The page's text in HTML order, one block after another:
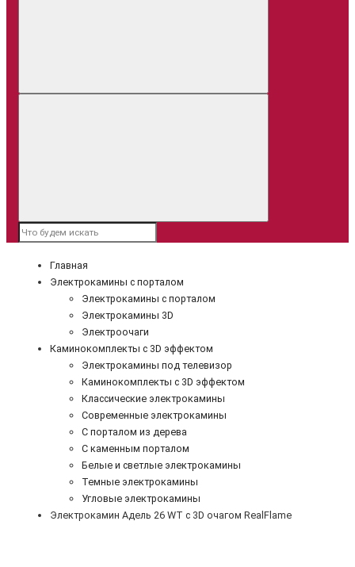
Главная
Электрокамины с порталом
Электрокамины с порталом
Электрокамины 3D
Электроочаги
Каминокомплекты с 3D эффектом
Электрокамины под телевизор
Каминокомплекты с 3D эффектом
Классические электрокамины
Современные электрокамины
С порталом из дерева
С каменным порталом
Белые и светлые электрокамины
Темные электрокамины
Угловые электрокамины
Электрокамин Адель 26 WT с 3D очагом RealFlame